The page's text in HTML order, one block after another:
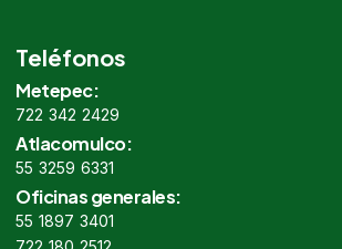
Teléfonos
Metepec:
722 342 2429
Atlacomulco:
55 3259 6331
Oficinas generales:
55 1897 3401